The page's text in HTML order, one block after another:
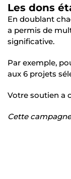
Les dons
En doublant
a permis de
significative.
Par exemple,
aux 6 projets
Votre soutien a
Cette